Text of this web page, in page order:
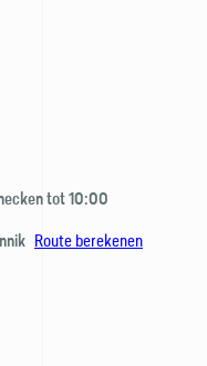
tot 10:00
Route berekenen